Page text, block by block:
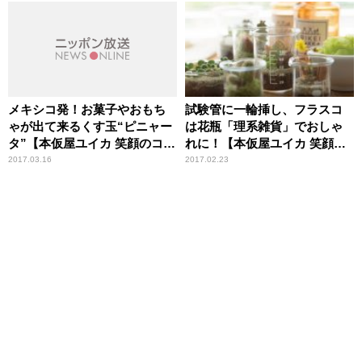
メキシコ発！お菓子やおもち
ゃが出て来るくす玉“ピニャー
タ”【本仮屋ユイカ 笑顔のココ
ロエ】
2017.03.16
試験管に一輪挿し、フラスコ
は花瓶「理系雑貨」でおしゃ
れに！【本仮屋ユイカ 笑顔の
ココロエ】
2017.02.23